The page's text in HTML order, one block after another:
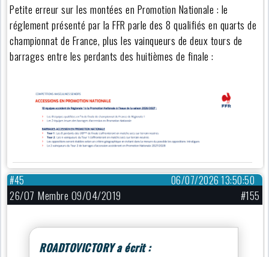
Petite erreur sur les montées en Promotion Nationale : le
réglement présenté par la FFR parle des 8 qualifiés en quarts de
championnat de France, plus les vainqueurs de deux tours de
barrages entre les perdants des huitièmes de finale :
06/07/2026 13:50:50
#45
26/07 Membre 09/04/2019 #155
ROADTOVICTORY a écrit :